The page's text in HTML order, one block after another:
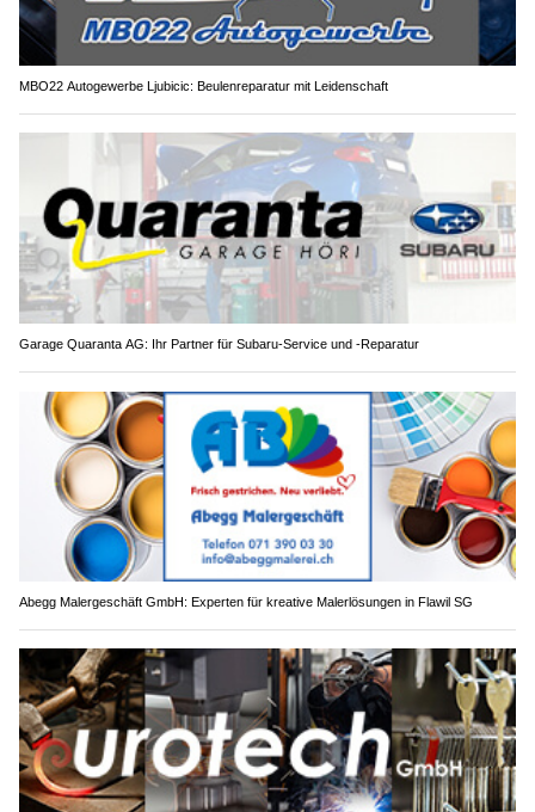
MBO22 Autogewerbe Ljubicic: Beulenreparatur mit Leidenschaft
Garage Quaranta AG: Ihr Partner für Subaru-Service und -Reparatur
Abegg Malergeschäft GmbH: Experten für kreative Malerlösungen in Flawil SG